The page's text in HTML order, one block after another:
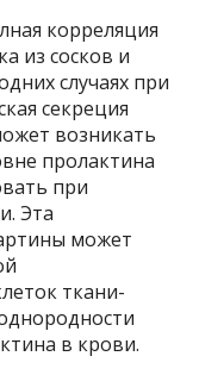
корреляция
из сосков и
случаях при
секреция
возникать
пролактина
при
Эта
может
ткани-
в крови.